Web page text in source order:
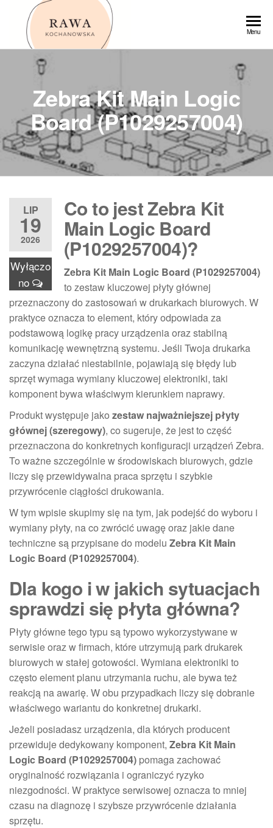
Przejdź
Menu
Zebra Kit Main Logic
Board (P1029257004)
LIP
19
2026
Wyłączo
no
Co to jest Zebra Kit
Main Logic Board
(P1029257004)?
Zebra Kit Main Logic Board (P1029257004)
to zestaw kluczowej płyty głównej
przeznaczony do zastosowań w drukarkach biurowych. W
praktyce oznacza to element, który odpowiada za
podstawową logikę pracy urządzenia oraz stabilną
komunikację wewnętrzną systemu. Jeśli Twoja drukarka
zaczyna działać niestabilnie, pojawiają się błędy lub
sprzęt wymaga wymiany kluczowej elektroniki, taki
komponent bywa właściwym kierunkiem naprawy.
Produkt występuje jako zestaw najważniejszej płyty
głównej (szeregowy), co sugeruje, że jest to część
przeznaczona do konkretnych konfiguracji urządzeń Zebra.
To ważne szczególnie w środowiskach biurowych, gdzie
liczy się przewidywalna praca sprzętu i szybkie
przywrócenie ciągłości drukowania.
W tym wpisie skupimy się na tym, jak podejść do wyboru i
wymiany płyty, na co zwrócić uwagę oraz jakie dane
techniczne są przypisane do modelu Zebra Kit Main
Logic Board (P1029257004).
Dla kogo i w jakich sytuacjach
sprawdzi się płyta główna?
Płyty główne tego typu są typowo wykorzystywane w
serwisie oraz w firmach, które utrzymują park drukarek
biurowych w stałej gotowości. Wymiana elektroniki to
często element planu utrzymania ruchu, ale bywa też
reakcją na awarię. W obu przypadkach liczy się dobranie
właściwego wariantu do konkretnej drukarki.
Jeżeli posiadasz urządzenia, dla których producent
przewiduje dedykowany komponent, Zebra Kit Main
Logic Board (P1029257004) pomaga zachować
oryginalność rozwiązania i ograniczyć ryzyko
niezgodności. W praktyce serwisowej oznacza to mniej
czasu na diagnozę i szybsze przywrócenie działania
sprzętu.